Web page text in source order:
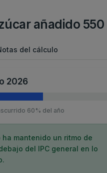
añadido 550
del cálculo
2026
60% del año
ha mantenido un ritmo de
del IPC general en lo